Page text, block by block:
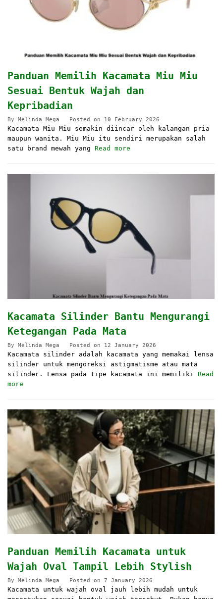
Panduan Memilih Kacamata Miu Miu
Sesuai Bentuk Wajah dan
Kepribadian
By Melinda Mega Posted on 10 February 2026
Kacamata Miu Miu semakin diincar oleh kalangan pria
maupun wanita. Miu Miu itu sendiri merupakan salah
satu brand mewah yang Read more
Kacamata Silinder Bantu Mengurangi
Ketegangan Pada Mata
By Melinda Mega Posted on 12 January 2026
Kacamata silinder adalah kacamata yang memakai lensa
silinder untuk mengoreksi astigmatisme atau mata
silinder. Lensa pada tipe kacamata ini memiliki Read
more
Panduan Memilih Kacamata untuk
Wajah Oval Tampil Lebih Stylish
By Melinda Mega Posted on 7 January 2026
Kacamata untuk wajah oval jauh lebih mudah untuk